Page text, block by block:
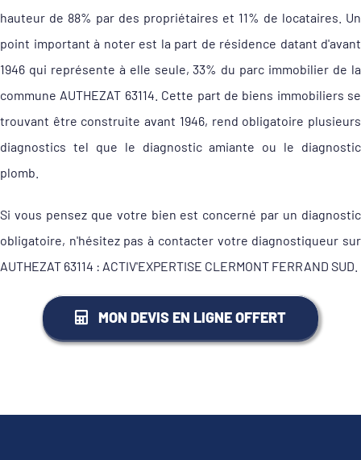
hauteur de 88% par des propriétaires et 11% de locataires. Un
point important à noter est la part de résidence datant d'avant
1946 qui représente à elle seule, 33% du parc immobilier de la
commune AUTHEZAT 63114. Cette part de biens immobiliers se
trouvant être construite avant 1946, rend obligatoire plusieurs
diagnostics tel que le diagnostic amiante ou le diagnostic
plomb.
Si vous pensez que votre bien est concerné par un diagnostic
obligatoire, n'hésitez pas à contacter votre diagnostiqueur sur
AUTHEZAT 63114 : ACTIV'EXPERTISE CLERMONT FERRAND SUD.
MON DEVIS EN LIGNE OFFERT